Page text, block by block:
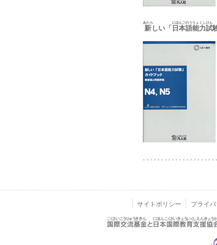
新
あたら
しい「 日本語能力試
にほんごのうりょくしけん
サイトポリシー プライ